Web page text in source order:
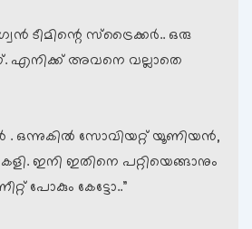
ടീമിന്റെ സ്ട്രൈക്കര്‍.. ഒരു
എനിക്ക് അവനെ വല്ലാതെ
. ഒന്നുകില്‍ സോവിയറ്റ് യൂണിയന്‍,
ഇനി ഇതിനെ പറ്റിയെങ്ങാനും
പോകും കേട്ടോ..”